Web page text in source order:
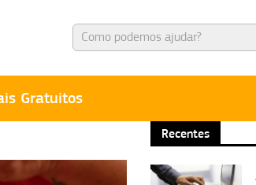
Gratuitos
Recentes